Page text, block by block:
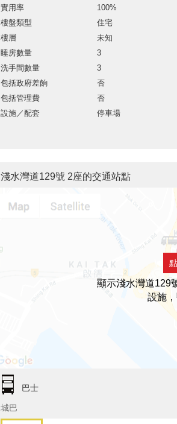
實用率
100%
樓盤類型
住宅
樓層
未知
睡房數量
3
洗手間數量
3
包括政府差餉
否
包括管理費
否
設施／配套
停車場
淺水灣道129號 2座的交通站點
顯示淺水灣道129
設施
巴士
城巴